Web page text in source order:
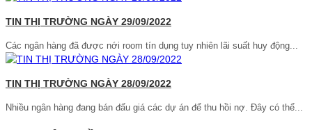
TIN THỊ TRƯỜNG NGÀY 29/09/2022
Các ngân hàng đã được nới room tín dụng tuy nhiên lãi suất huy động...
TIN THỊ TRƯỜNG NGÀY 28/09/2022
Nhiều ngân hàng đang bán đấu giá các dự án để thu hồi nợ. Đây có thể...